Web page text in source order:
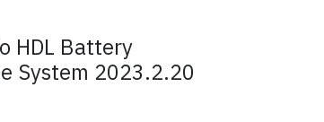
HDL Battery
System 2023.2.20